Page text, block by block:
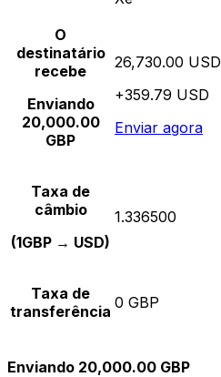
O
destinatário
recebe
Enviando
20,000.00
GBP
26,730.00 USD
+359.79 USD
Enviar agora
Taxa de
câmbio
(1GBP → USD)
1.336500
Taxa de
transferência 0 GBP
Enviando 20,000.00 GBP